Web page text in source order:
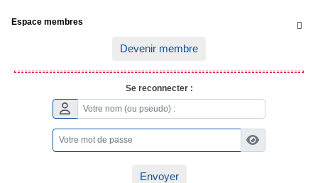

Espace membres
Devenir membre
Se reconnecter :
Envoyer